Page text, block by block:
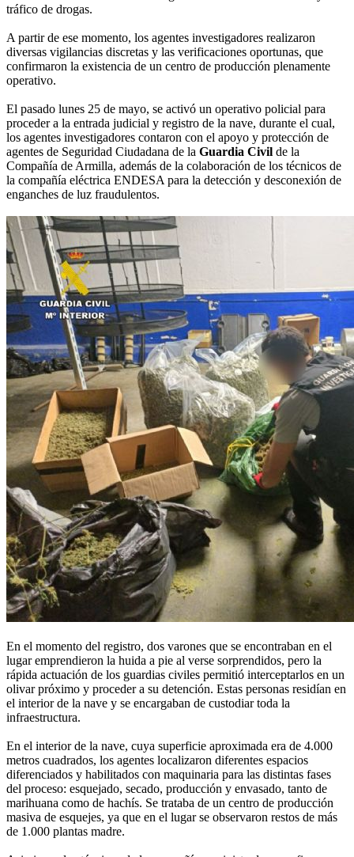
tráfico de drogas.
A partir de ese momento, los agentes investigadores realizaron
diversas vigilancias discretas y las verificaciones oportunas, que
confirmaron la existencia de un centro de producción plenamente
operativo.
El pasado lunes 25 de mayo, se activó un operativo policial para
proceder a la entrada judicial y registro de la nave, durante el cual,
los agentes investigadores contaron con el apoyo y protección de
agentes de Seguridad Ciudadana de la Guardia Civil de la
Compañía de Armilla, además de la colaboración de los técnicos de
la compañía eléctrica ENDESA para la detección y desconexión de
enganches de luz fraudulentos.
En el momento del registro, dos varones que se encontraban en el
lugar emprendieron la huida a pie al verse sorprendidos, pero la
rápida actuación de los guardias civiles permitió interceptarlos en un
olivar próximo y proceder a su detención. Estas personas residían en
el interior de la nave y se encargaban de custodiar toda la
infraestructura.
En el interior de la nave, cuya superficie aproximada era de 4.000
metros cuadrados, los agentes localizaron diferentes espacios
diferenciados y habilitados con maquinaria para las distintas fases
del proceso: esquejado, secado, producción y envasado, tanto de
marihuana como de hachís. Se trataba de un centro de producción
masiva de esquejes, ya que en el lugar se observaron restos de más
de 1.000 plantas madre.